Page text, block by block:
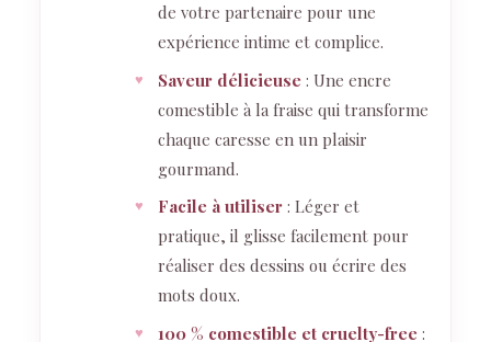
de votre partenaire pour une
expérience intime et complice.
Saveur délicieuse: Une encre
comestible à la fraise qui transforme
chaque caresse en un plaisir
gourmand.
Facile à utiliser: Léger et
pratique, il glisse facilement pour
réaliser des dessins ou écrire des
mots doux.
100 % comestible et cruelty-free: